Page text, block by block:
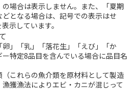
場合は表示しません。また、「夏期
となる場合は、記号での表示はせ
示しています。
」「乳」「落花生」「えび」「か
特定8品目を含んでいる場合に品目名
これらの魚介類を原材料として製造
獲漁法によりエビ・カニが混じって